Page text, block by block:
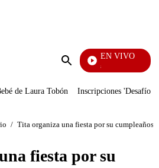
Enviar
EN VIVO
También Caerás
de Laura Tobón Inscripciones 'Desafío'
/ Tita organiza una fiesta por su
fiesta por su